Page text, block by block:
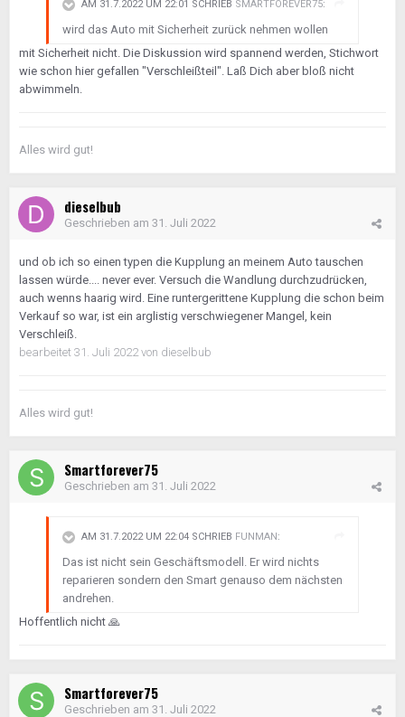
AM 31.7.2022 UM 22:01 SCHRIEB SMARTFOREVER75:
wird das Auto mit Sicherheit zurück nehmen wollen
mit Sicherheit nicht. Die Diskussion wird spannend werden, Stichwort
wie schon hier gefallen "Verschleißteil". Laß Dich aber bloß nicht
abwimmeln.
Alles wird gut!
dieselbub
Geschrieben am 31. Juli 2022
und ob ich so einen typen die Kupplung an meinem Auto tauschen
lassen würde.... never ever. Versuch die Wandlung durchzudrücken,
auch wenns haarig wird. Eine runtergerittene Kupplung die schon beim
Verkauf so war, ist ein arglistig verschwiegener Mangel, kein
Verschleiß.
bearbeitet 31. Juli 2022von dieselbub
Alles wird gut!
Smartforever75
Geschrieben am 31. Juli 2022
AM 31.7.2022 UM 22:04 SCHRIEB FUNMAN :
Das ist nicht sein Geschäftsmodell. Er wird nichts
reparieren sondern den Smart genauso dem nächsten
andrehen.
Hoffentlich nicht 🙏
Smartforever75
Geschrieben am 31. Juli 2022